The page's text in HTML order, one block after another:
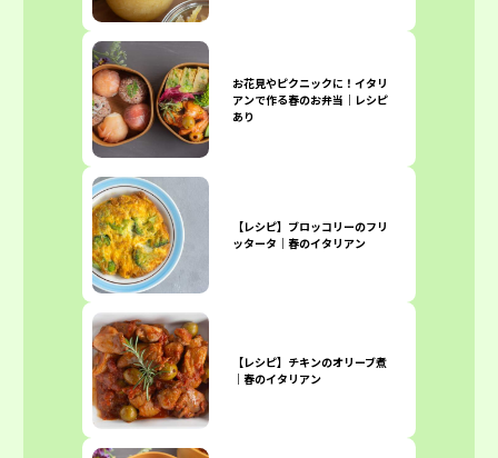
お花見やピクニックに！イタリ
アンで作る春のお弁当｜レシピ
あり
【レシピ】ブロッコリーのフリ
ッタータ｜春のイタリアン
【レシピ】チキンのオリーブ煮
｜春のイタリアン